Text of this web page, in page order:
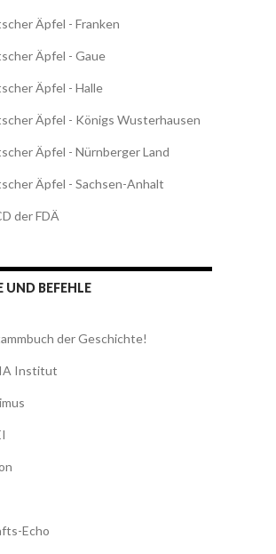
Äpfel - Franken
Äpfel - Gaue
Äpfel - Halle
Äpfel - Königs Wusterhausen
Äpfel - Nürnberger Land
Äpfel - Sachsen-Anhalt
der FDÄ
UND BEFEHLE
der Geschichte!
Institut
Echo